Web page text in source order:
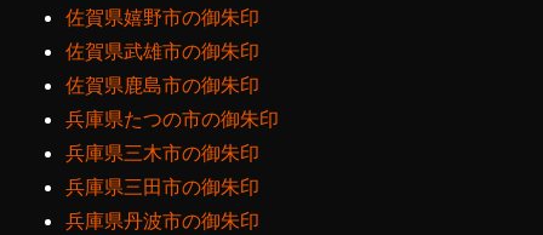
佐賀県嬉野市の御朱印
佐賀県武雄市の御朱印
佐賀県鹿島市の御朱印
兵庫県たつの市の御朱印
兵庫県三木市の御朱印
兵庫県三田市の御朱印
兵庫県丹波市の御朱印